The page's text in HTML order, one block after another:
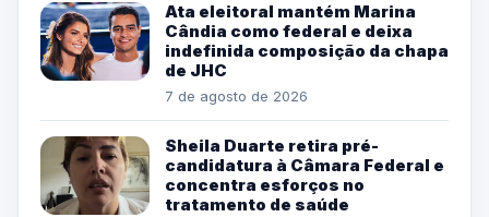
Ata eleitoral mantém Marina
Cândia como federal e deixa
indefinida composição da chapa
de JHC
7 de agosto de 2026
Sheila Duarte retira pré-
candidatura à Câmara Federal e
concentra esforços no
tratamento de saúde